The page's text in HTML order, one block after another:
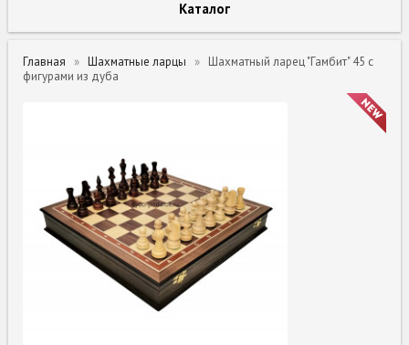
Каталог
Главная Шахматные ларцы
Шахматный ларец "Гамбит" 45 с
фигурами из дуба